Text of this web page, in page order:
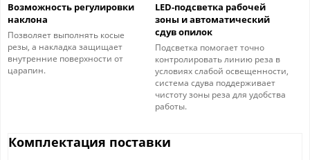
Возможность регулировки
наклона
Позволяет выполнять косые
резы, а накладка защищает
внутренние поверхности от
царапин.
LED-подсветка рабочей
зоны и автоматический
сдув опилок
Подсветка помогает точно
контролировать линию реза в
условиях слабой освещенности,
система сдува поддерживает
чистоту зоны реза для удобства
работы.
Комплектация поставки